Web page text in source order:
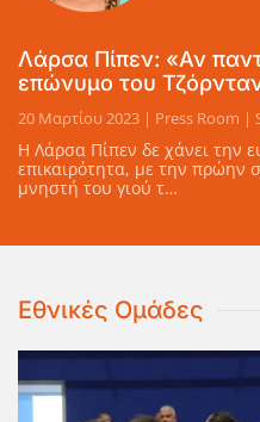
Λάρσα Πίπεν: «Αν
επώνυμο του
20 Μαρτίου 2023 | Press Room |
Η Λάρσα Πίπεν δε χάνει την
επικαιρότητα, με την πρώην
μνηστή του γιού τ…
Εθνικές Ομάδες